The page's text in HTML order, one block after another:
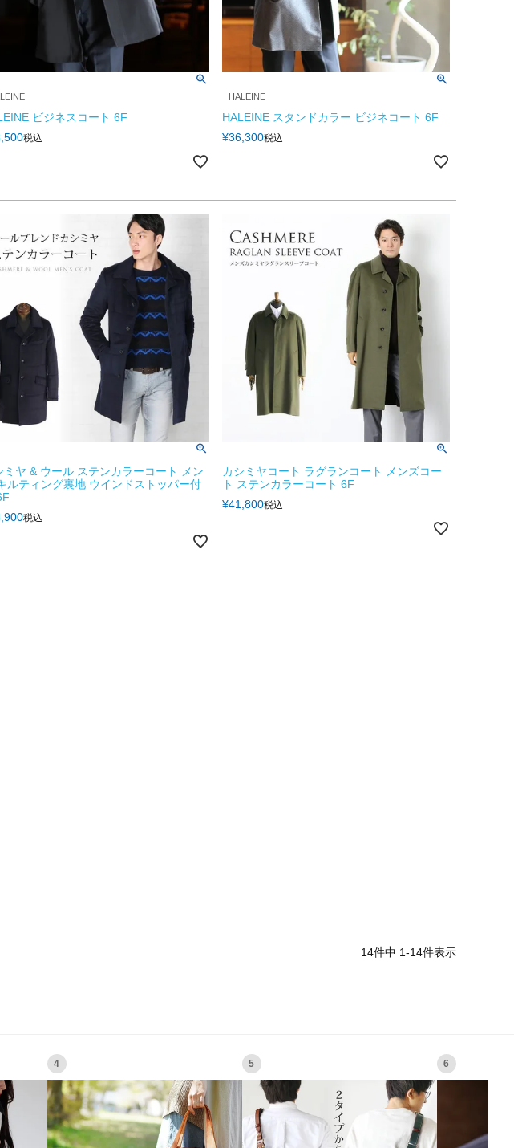
ビジネスコート 6F
税込
HALEINE
HALEINE スタンドカラー ビジネコート 6F
¥36,300税込
ミヤ & ウール ステンカラーコート メン
ルティング裏地 ウインドストッパー付
税込
カシミヤコート ラグランコート メンズコー
ト ステンカラーコート 6F
¥41,800税込
14件中 1-14件表示
4 5 6